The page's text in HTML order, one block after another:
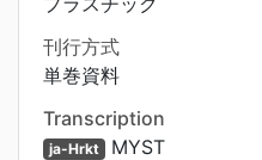
刊行方式
単巻資料
Transcription
ja-Hrkt MYST